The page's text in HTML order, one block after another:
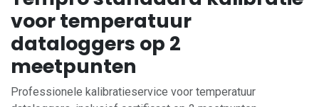
voor temperatuur
dataloggers op 2
meetpunten
Professionele kalibratieservice voor temperatuur